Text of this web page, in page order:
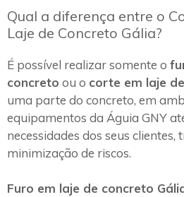
Qual a diferença entre o
Laje de Concreto Gália?
É possível realizar somente o
concreto ou o corte em laje
uma parte do concreto, em
equipamentos da Águia GNY
necessidades dos seus
minimização de riscos.
Furo em laje de concreto